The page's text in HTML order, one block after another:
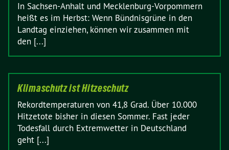
In Sachsen-Anhalt und Mecklenburg-Vorpommern
heißt es im Herbst: Wenn Bündnisgrüne in den
Landtag einziehen, können wir zusammen mit
den [...]
Klimaschutz ist Hitzeschutz
Rekordtemperaturen von 41,8 Grad. Über 10.000
Hitzetote bisher in diesen Sommer. Fast jeder
Todesfall durch Extremwetter in Deutschland
geht [...]